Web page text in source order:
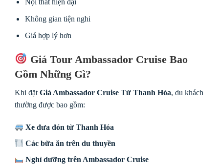
Nội thất hiện đại
Không gian tiện nghi
Giá hợp lý hơn
Giá Tour Ambassador Cruise Bao
Gồm Những Gì?
Khi đặt Giá Ambassador Cruise Từ Thanh Hóa, du khách
thường được bao gồm:
Xe đưa đón từ Thanh Hóa
Các bữa ăn trên du thuyền
Nghỉ dưỡng trên Ambassador Cruise